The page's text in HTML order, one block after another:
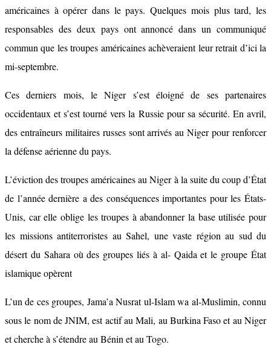
américaines à opérer dans le pays. Quelques mois plus tard, les
responsables des deux pays ont annoncé dans un communiqué
commun que les troupes américaines achèveraient leur retrait d’ici la
mi-septembre.
Ces derniers mois, le Niger s’est éloigné de ses partenaires
occidentaux et s’est tourné vers la Russie pour sa sécurité. En avril,
des entraîneurs militaires russes sont arrivés au Niger pour renforcer
la défense aérienne du pays.
L’éviction des troupes américaines au Niger à la suite du coup d’État
de l’année dernière a des conséquences importantes pour les États-
Unis, car elle oblige les troupes à abandonner la base utilisée pour
les missions antiterroristes au Sahel, une vaste région au sud du
désert du Sahara où des groupes liés à al- Qaida et le groupe État
islamique opèrent
L’un de ces groupes, Jama’a Nusrat ul-Islam wa al-Muslimin, connu
sous le nom de JNIM, est actif au Mali, au Burkina Faso et au Niger
et cherche à s’étendre au Bénin et au Togo.